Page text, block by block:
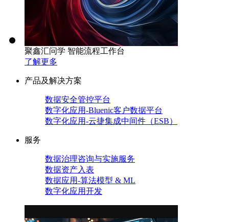
聚鑫汇问学 智能流程工作台
了解更多
产品及解决方案
数据安全管控平台
数字化应用-Bluenic客户数据平台
数字化应用-云捷集成中间件（ESB）
服务
数据治理咨询与实施服务
数据资产入表
数据应用-算法模型 & ML
数字化应用开发